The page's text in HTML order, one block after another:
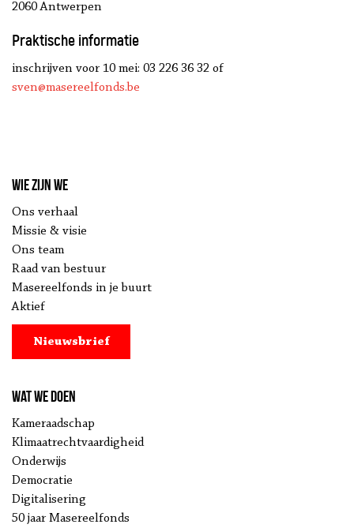
2060 Antwerpen
Praktische informatie
inschrijven voor 10 mei: 03 226 36 32 of
sven@masereelfonds.be
Wie zijn we
Ons verhaal
Missie & visie
Ons team
Raad van bestuur
Masereelfonds in je buurt
Aktief
Nieuwsbrief
Wat we doen
Kameraadschap
Klimaatrechtvaardigheid
Onderwijs
Democratie
Digitalisering
50 jaar Masereelfonds